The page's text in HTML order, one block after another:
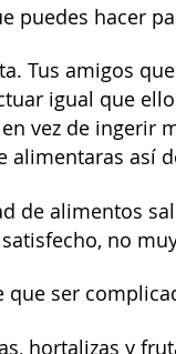
puedes hacer
Tus amigos
igual que
vez de ingerir
alimentaras así
de alimentos
no
ser
hortalizas y